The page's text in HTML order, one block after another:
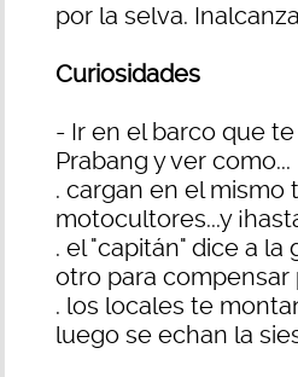
por la selva.
Curiosidades
- Ir en el barco que
Prabang y ver como...
. cargan en el mismo
motocultores...y
. el "capitán" dice a
otro para compensar
. los locales te
luego se echan la